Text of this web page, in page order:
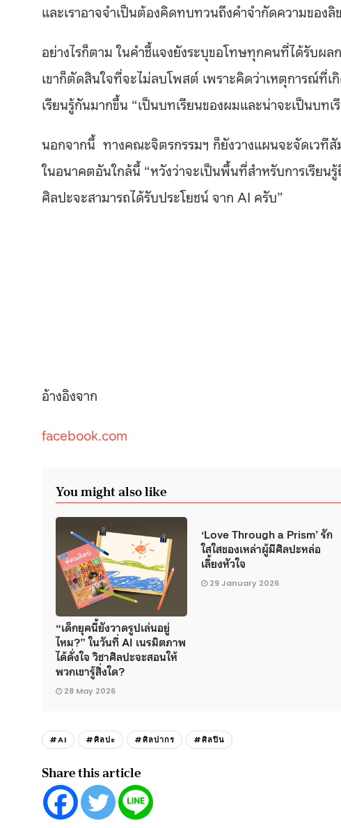
และเราอาจจำเป็นต้องคิดทบทวนถึงคำจำกัดความของ
อย่างไรก็ตาม ในคำชี้แจงยังระบุขอโทษทุกคนที่ได้รับผ
เขาก็ตัดสินใจที่จะไม่ลบโพสต์ เพราะคิดว่าเหตุการณ์ที่
เรียนรู้กันมากขึ้น “เป็นบทเรียนของผมและน่าจะเป็นบท
นอกจากนี้ ทางคณะจิตรกรรมฯ ก็ยังวางแผนจะจัดเวทีสั
ในอนาคตอันใกล้นี้ “หวังว่าจะเป็นพื้นที่สำหรับการเรียน
ศิลปะจะสามารถได้รับประโยชน์ จาก AI ครับ”
อ้างอิงจาก
facebook.com
You might also like
“เด็กยุคนี้ยังวาดรูปเล่นอยู่
ไหม?” ในวันที่ AI เนรมิตภาพ
ได้ดั่งใจ วิชาศิลปะจะสอนให้
พวกเขารู้สิ่งใด?
28 May 2026
‘Love Through a Prism’ รัก
ใสใสของเหล่าผู้มีศิลปะหล่อ
เลี้ยงหัวใจ
29 January 2026
#AI #ศิลปะ #ศิลปากร #ศิลปิน
Share this article